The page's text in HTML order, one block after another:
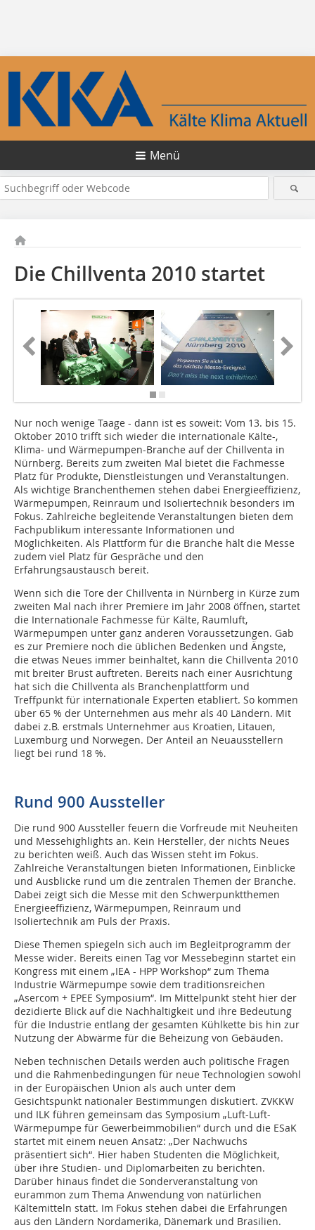
Menü
Die Chillventa 2010 startet
Nur noch wenige Taage - dann ist es soweit: Vom 13. bis 15.
Oktober 2010 trifft sich wieder die internationale Kälte-,
Klima- und Wärmepumpen-Branche auf der Chillventa in
Nürnberg. Bereits zum zweiten Mal bietet die Fachmesse
Platz für Produkte, Dienstleistungen und Veranstaltungen.
Als wichtige Branchenthemen stehen dabei Energieeffizienz,
Wärmepumpen, Reinraum und Isoliertechnik besonders im
Fokus. Zahlreiche begleitende Veranstaltungen bieten dem
Fachpublikum interessante Informationen und
Möglichkeiten. Als Plattform für die Branche hält die Messe
zudem viel Platz für Gespräche und den
Erfahrungsaustausch bereit.
Wenn sich die Tore der Chillventa in Nürnberg in Kürze zum
zweiten Mal nach ihrer Premiere im Jahr 2008 öffnen, startet
die Internationale Fachmesse für Kälte, Raumluft,
Wärmepumpen unter ganz anderen Voraussetzungen. Gab
es zur Premiere noch die üblichen Bedenken und Ängste,
die etwas Neues immer beinhaltet, kann die Chillventa 2010
mit breiter Brust auftreten. Bereits nach einer Ausrichtung
hat sich die Chillventa als Branchenplattform und
Treffpunkt für internationale Experten etabliert. So kommen
über 65 % der Unternehmen aus mehr als 40 Ländern. Mit
dabei z.B. erstmals Unternehmer aus Kroatien, Litauen,
Luxemburg und Norwegen. Der Anteil an Neuausstellern
liegt bei rund 18 %.
Rund 900 Aussteller
Die rund 900 Aussteller feuern die Vorfreude mit Neuheiten
und Messehighlights an. Kein Hersteller, der nichts Neues
zu berichten weiß. Auch das Wissen steht im Fokus.
Zahlreiche Veranstaltungen bieten Informationen, Einblicke
und Ausblicke rund um die zentralen Themen der Branche.
Dabei zeigt sich die Messe mit den Schwerpunktthemen
Energieeffizienz, Wärmepumpen, Reinraum und
Isoliertechnik am Puls der Praxis.
Diese Themen spiegeln sich auch im Begleitprogramm der
Messe wider. Bereits einen Tag vor Messebeginn startet ein
Kongress mit einem „IEA - HPP Workshop“ zum Thema
Industrie Wärmepumpe sowie dem traditionsreichen
„Asercom + EPEE Symposium“. Im Mittelpunkt steht hier der
dezidierte Blick auf die Nachhaltigkeit und ihre Bedeutung
für die Industrie entlang der gesamten Kühlkette bis hin zur
Nutzung der Abwärme für die Beheizung von Gebäuden.
Neben technischen Details werden auch politische Fragen
und die Rahmenbedingungen für neue Technologien sowohl
in der Europäischen Union als auch unter dem
Gesichtspunkt nationaler Bestimmungen diskutiert. ZVKKW
und ILK führen gemeinsam das Symposium „Luft-Luft-
Wärmepumpe für Gewerbeimmobilien“ durch und die ESaK
startet mit einem neuen Ansatz: „Der Nachwuchs
präsentiert sich“. Hier haben Studenten die Möglichkeit,
über ihre Studien- und Diplomarbeiten zu berichten.
Darüber hinaus findet die Sonderveranstaltung von
eurammon zum Thema Anwendung von natürlichen
Kältemitteln statt. Im Fokus stehen dabei die Erfahrungen
aus den Ländern Nordamerika, Dänemark und Brasilien.